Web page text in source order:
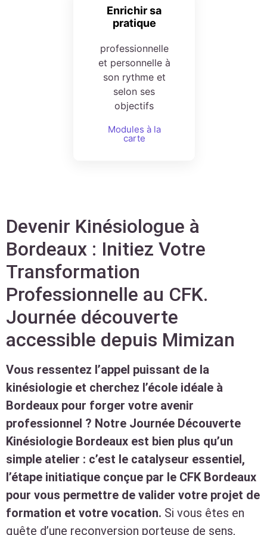
Enrichir sa
pratique
professionnelle
et personnelle à
son rythme et
selon ses
objectifs
Modules à la
carte
Devenir Kinésiologue à
Bordeaux : Initiez Votre
Transformation
Professionnelle au CFK.
Journée découverte
accessible depuis Mimizan
Vous ressentez l’appel puissant de la
kinésiologie et cherchez l’école idéale à
Bordeaux pour forger votre avenir
professionnel ? Notre Journée Découverte
Kinésiologie Bordeaux est bien plus qu’un
simple atelier : c’est le catalyseur essentiel,
l’étape initiatique conçue par le CFK Bordeaux
pour vous permettre de valider votre projet de
formation et votre vocation. Si vous êtes en
quête d’une reconversion porteuse de sens,